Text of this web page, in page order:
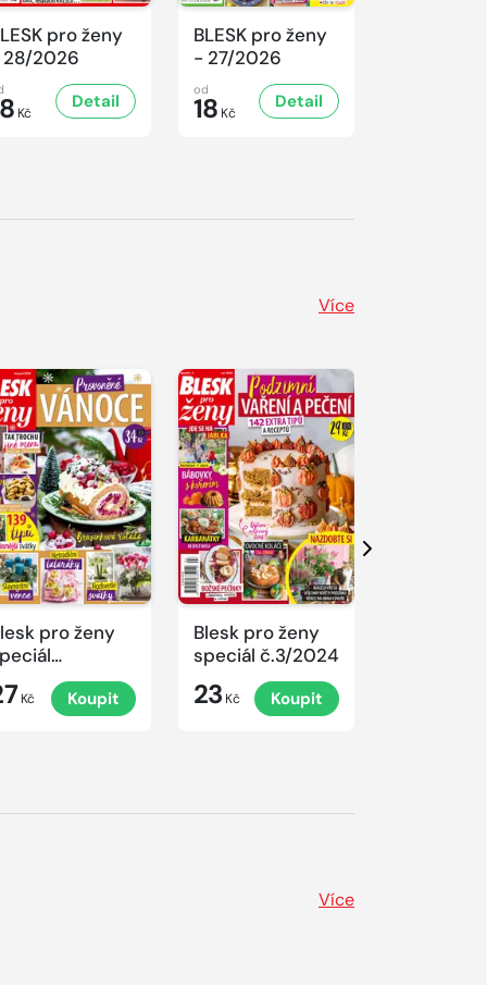
pro ženy
2026
Kč
Detail
BLESK pro ženy
- 27/2026
od
18 Kč
Detail
Více
pro ženy
č.4/2024
Kč Koupit
Blesk pro ženy
speciál č.3/2024
23 Kč Koupit
Další
Více